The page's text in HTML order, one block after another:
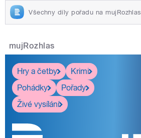
Všechny díly pořadu na mujRozhlas
mujRozhlas
Hry a četby
Krimi
Pohádky
Pořady
Živé vysílání